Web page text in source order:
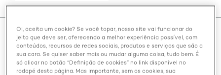
Ocabelo castanho escuroé um clássico atemporal que
nunca perde sua elegância. Intenso, sofisticado e
incrivelmente versátil, esse tom tem o poder de realçar
os traços do rosto e conferir profundidade ao visual.
Oi, aceita um cookie? Se você topar, nosso site vai funcionar do
jeito que deve ser, oferecendo a melhor experiência possível, com
conteúdos, recursos de redes sociais, produtos e serviços que são a
sua cara. Se quiser saber mais ou mudar alguma coisa, tudo bem. É
só clicar no botão “Definição de cookies” no link disponível no
rodapé desta página. Mas importante, sem os cookies, sua